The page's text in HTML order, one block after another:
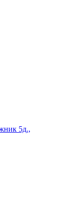
5д.,